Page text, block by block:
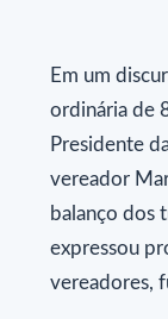
Em um
ordinária de
Presidente
vereador
balanço dos
expressou
vereadores,